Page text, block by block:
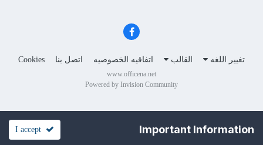
تغيير اللغه القالب اتفاقيه الخصوصيه اتصل بنا Cookies
www.officena.net
Powered by Invision Community
Important Information